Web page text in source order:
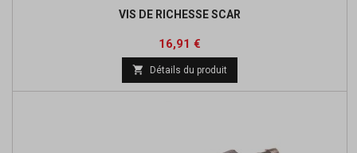
VIS DE RICHESSE SCAR
Prix
16,91 €
base
 Détails du produit